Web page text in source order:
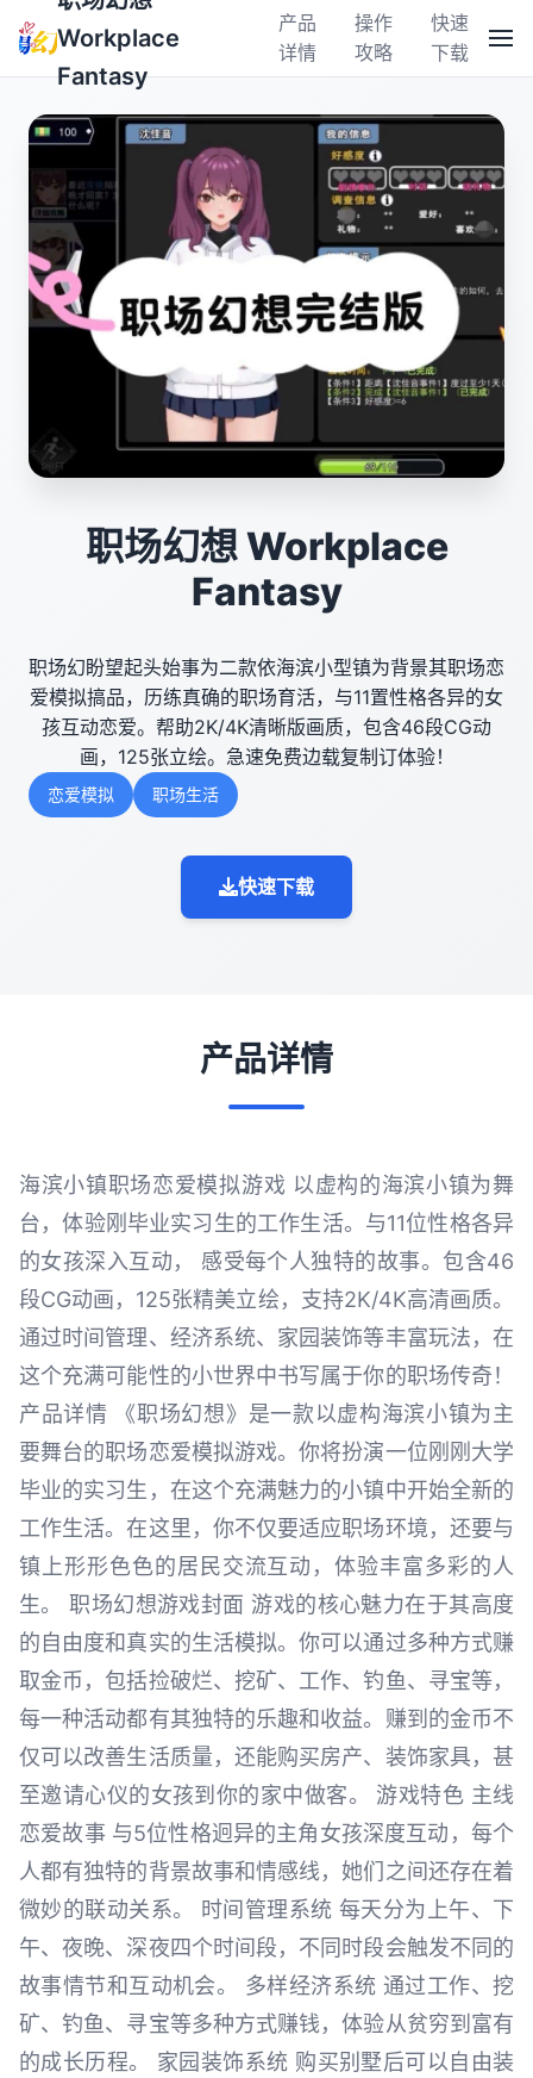
Workplace
Fantasy
产品
详情
操作
攻略
快速
下载
职场幻想 Workplace
Fantasy
职场幻盼望起头始事为二款依海滨小型镇为背景其职场恋
爱模拟搞品，历练真确的职场育活，与11置性格各异的女
孩互动恋爱。帮助2K/4K清晰版画质，包含46段CG动
画，125张立绘。急速免费边载复制订体验！
恋爱模拟 职场生活
快速下载
产品详情
海滨小镇职场恋爱模拟游戏 以虚构的海滨小镇为舞
台，体验刚毕业实习生的工作生活。与11位性格各异
的女孩深入互动， 感受每个人独特的故事。包含46
段CG动画，125张精美立绘，支持2K/4K高清画质。
通过时间管理、经济系统、家园装饰等丰富玩法，在
这个充满可能性的小世界中书写属于你的职场传奇！
产品详情 《职场幻想》是一款以虚构海滨小镇为主
要舞台的职场恋爱模拟游戏。你将扮演一位刚刚大学
毕业的实习生，在这个充满魅力的小镇中开始全新的
工作生活。在这里，你不仅要适应职场环境，还要与
镇上形形色色的居民交流互动，体验丰富多彩的人
生。 职场幻想游戏封面 游戏的核心魅力在于其高度
的自由度和真实的生活模拟。你可以通过多种方式赚
取金币，包括捡破烂、挖矿、工作、钓鱼、寻宝等，
每一种活动都有其独特的乐趣和收益。赚到的金币不
仅可以改善生活质量，还能购买房产、装饰家具，甚
至邀请心仪的女孩到你的家中做客。 游戏特色 主线
恋爱故事 与5位性格迥异的主角女孩深度互动，每个
人都有独特的背景故事和情感线，她们之间还存在着
微妙的联动关系。 时间管理系统 每天分为上午、下
午、夜晚、深夜四个时间段，不同时段会触发不同的
故事情节和互动机会。 多样经济系统 通过工作、挖
矿、钓鱼、寻宝等多种方式赚钱，体验从贫穷到富有
的成长历程。 家园装饰系统 购买别墅后可以自由装